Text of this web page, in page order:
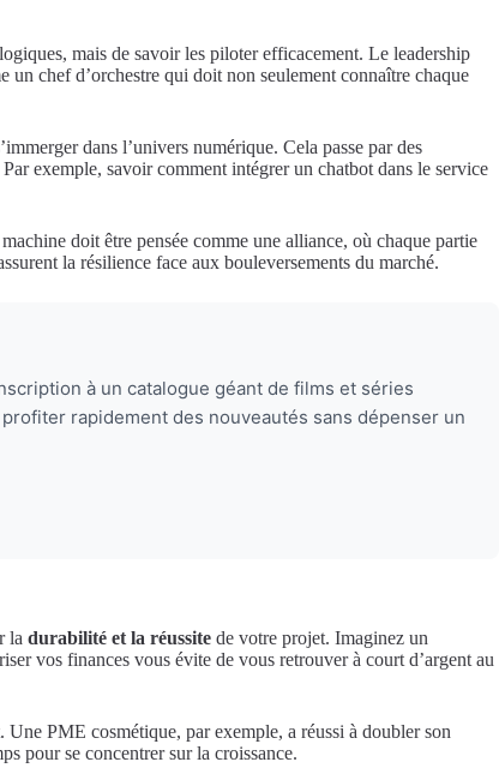
mais de savoir les piloter efficacement. Le leadership
un chef d’orchestre qui doit non seulement connaître chaque
dans l’univers numérique. Cela passe par des
exemple, savoir comment intégrer un chatbot dans le service
doit être pensée comme une alliance, où chaque partie
la résilience face aux bouleversements du marché.
à un catalogue géant de films et séries
rapidement des nouveautés sans dépenser un
la durabilité et la réussite de votre projet. Imaginez un
vos finances vous évite de vous retrouver à court d’argent au
PME cosmétique, par exemple, a réussi à doubler son
pour se concentrer sur la croissance.